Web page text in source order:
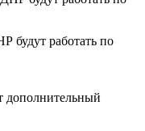
будут работать по